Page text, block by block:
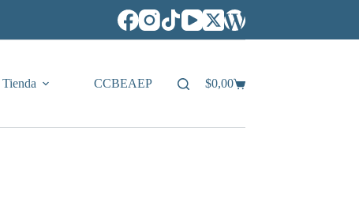
Tienda CCBEAEP
Carro
$0,00